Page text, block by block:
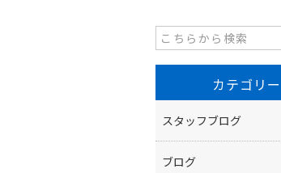
カテゴリー
スタッフブログ
ブログ